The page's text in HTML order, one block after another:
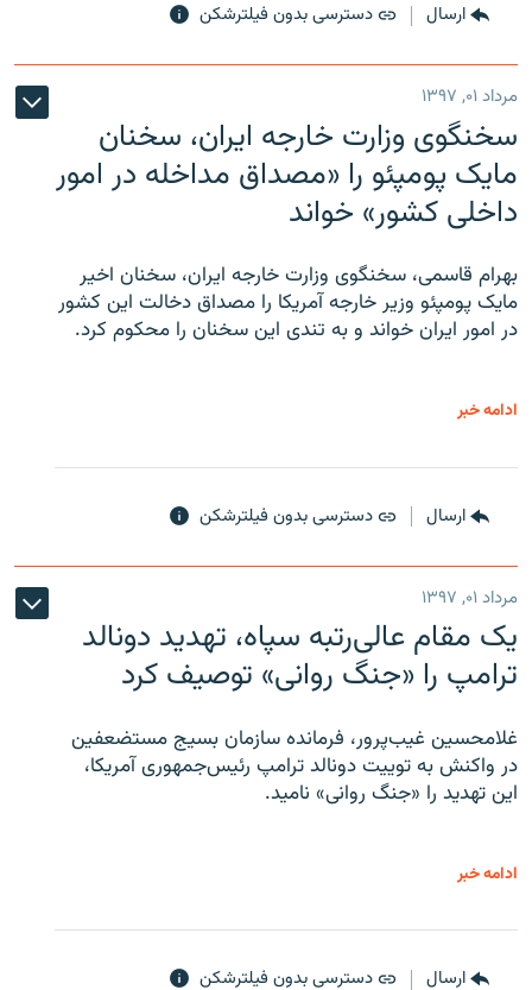
ارسال دسترسی بدون فیلترشکن
مرداد ۰۱, ۱۳۹۷
سخنگوی وزارت خارجه ایران، سخنان
مایک پومپئو را «مصداق مداخله در امور
داخلی کشور» خواند
بهرام قاسمی، سخنگوی وزارت خارجه ایران، سخنان اخیر
مایک پومپئو وزیر خارجه آمریکا را مصداق دخالت این کشور
در امور ایران خواند و به تندی این سخنان را محکوم کرد.
ادامه خبر
ارسال دسترسی بدون فیلترشکن
مرداد ۰۱, ۱۳۹۷
یک مقام عالی‌رتبه سپاه، تهدید دونالد
ترامپ را «جنگ روانی» توصیف کرد
غلامحسین غیب‌پرور، فرمانده سازمان بسیج مستضعفین
در واکنش به توییت دونالد ترامپ رئیس‌جمهوری آمریکا،
این تهدید را «جنگ روانی» نامید.
ادامه خبر
ارسال دسترسی بدون فیلترشکن